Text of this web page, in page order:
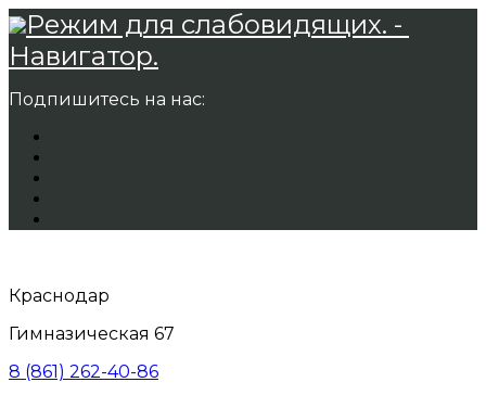
Режим для слабовидящих. -
Навигатор.
Подпишитесь на нас:
Краснодар
Гимназическая 67
8 (861) 262-40-86